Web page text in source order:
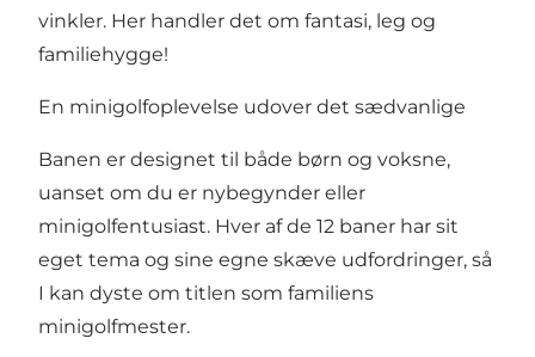
vinkler. Her handler det om fantasi, leg og
familiehygge!
En minigolfoplevelse udover det sædvanlige
Banen er designet til både børn og voksne,
uanset om du er nybegynder eller
minigolfentusiast. Hver af de 12 baner har sit
eget tema og sine egne skæve udfordringer, så
I kan dyste om titlen som familiens
minigolfmester.